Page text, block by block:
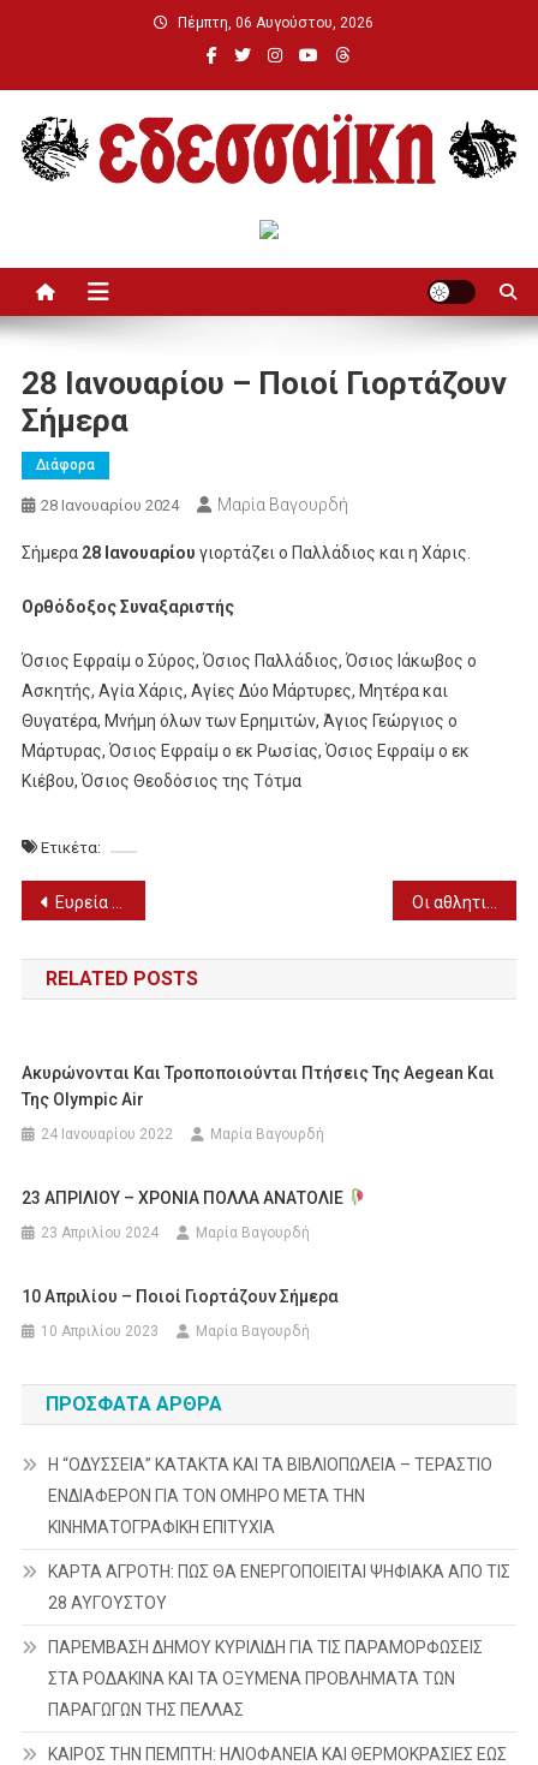
Πέμπτη, 06 Αυγούστου, 2026
28 Ιανουαρίου – Ποιοί Γιορτάζουν
Σήμερα
Διάφορα
28 Ιανουαρίου 2024 Μαρία Βαγουρδή
Σήμερα 28 Ιανουαρίου γιορτάζει ο Παλλάδιος και η Χάρις.
Ορθόδοξος Συναξαριστής
Όσιος Εφραίμ ο Σύρος, Όσιος Παλλάδιος, Όσιος Ιάκωβος ο
Ασκητής, Αγία Χάρις, Αγίες Δύο Μάρτυρες, Μητέρα και
Θυγατέρα, Μνήμη όλων των Ερημιτών, Άγιος Γεώργιος ο
Μάρτυρας, Όσιος Εφραίμ ο εκ Ρωσίας, Όσιος Εφραίμ ο εκ
Κιέβου, Όσιος Θεοδόσιος της Τότμα
Ετικέτα:
Πλοήγηση
άρθρων
Ευρεία σύσκεψη για τους αγρότες στο Μαξίμου υπό τον Μητσοτάκη αύριο (28/1)
RELATED POSTS
Ακυρώνονται Και Τροποποιούνται Πτήσεις Της Aegean Και
Της Olympic Air
24 Ιανουαρίου 2022 Μαρία Βαγουρδή
23 ΑΠΡΙΛΙΟΥ – ΧΡΟΝΙΑ ΠΟΛΛΑ ΑΝΑΤΟΛΙΕ
23 Απριλίου 2024 Μαρία Βαγουρδή
10 Απριλίου – Ποιοί Γιορτάζουν Σήμερα
10 Απριλίου 2023 Μαρία Βαγουρδή
ΠΡΌΣΦΑΤΑ ΆΡΘΡΑ
Η “ΟΔΥΣΣΕΙΑ” ΚΑΤΑΚΤΑ ΚΑΙ ΤΑ ΒΙΒΛΙΟΠΩΛΕΙΑ – ΤΕΡΑΣΤΙΟ
ΕΝΔΙΑΦΕΡΟΝ ΓΙΑ ΤΟΝ ΟΜΗΡΟ ΜΕΤΑ ΤΗΝ
ΚΙΝΗΜΑΤΟΓΡΑΦΙΚΗ ΕΠΙΤΥΧΙΑ
ΚΑΡΤΑ ΑΓΡΟΤΗ: ΠΩΣ ΘΑ ΕΝΕΡΓΟΠΟΙΕΙΤΑΙ ΨΗΦΙΑΚΑ ΑΠΟ ΤΙΣ
28 ΑΥΓΟΥΣΤΟΥ
ΠΑΡΕΜΒΑΣΗ ΔΗΜΟΥ ΚΥΡΙΛΙΔΗ ΓΙΑ ΤΙΣ ΠΑΡΑΜΟΡΦΩΣΕΙΣ
ΣΤΑ ΡΟΔΑΚΙΝΑ ΚΑΙ ΤΑ ΟΞΥΜΕΝΑ ΠΡΟΒΛΗΜΑΤΑ ΤΩΝ
ΠΑΡΑΓΩΓΩΝ ΤΗΣ ΠΕΛΛΑΣ
ΚΑΙΡΟΣ ΤΗΝ ΠΕΜΠΤΗ: ΗΛΙΟΦΑΝΕΙΑ ΚΑΙ ΘΕΡΜΟΚΡΑΣΙΕΣ ΕΩΣ